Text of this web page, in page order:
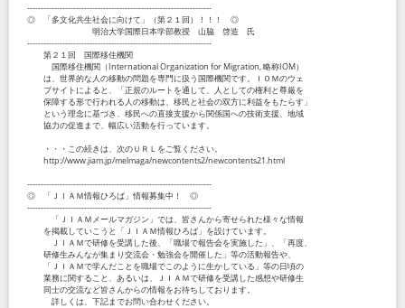
--------------------------------------------------------------------
◎ 「多文化共生社会に向けて」（第２１回）！！！ ◎
明治大学国際日本学部教授 山脇 啓造 氏
--------------------------------------------------------------------
第２１回 国際移住機関
国際移住機関（International Organization for Migration, 略称IOM）
は、世界的な人の移動の問題を専門に扱う国際機関です。ＩＯＭのウェ
ブサイトによると、「正規のルートを通して、人としての権利と尊厳を
保障する形で行われる人の移動は、移民と社会の双方に利益をもたらす」
という理念に基づき、移民への直接支援から関係国への技術支援、地域
協力の促進まで、幅広い活動を行っています。
・・・この続きは、次のＵＲＬをご覧ください。
http://www.jiam.jp/melmaga/newcontents2/newcontents21.html
--------------------------------------------------------------------
◎ 「ＪＩＡＭ情報ひろば」情報募集中！ ◎
--------------------------------------------------------------------
「ＪＩＡＭメールマガジン」では、皆さんから寄せられた様々な情報
を掲載していこうと「ＪＩＡＭ情報ひろば」を設けています。
ＪＩＡＭで研修を受講した後、「職場で報告会を実施した」、「再度、
研修生みんなが集まり交流会・勉強会を開催した」等の活動報告や、
「ＪＩＡＭで学んだことを職場でこのように生かしている」等の日頃の
業務に関すること、あるいは、ＪＩＡＭで研修を受講した感想や研修生
同士の交流など皆さんからの情報をお待ちしております。
詳しくは、下記までお問い合わせください。